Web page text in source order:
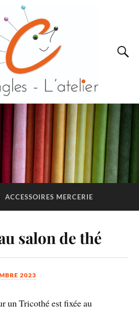
ACCESSOIRES MERCERIE
salon de thé
2023
un Tricothé est fixée au